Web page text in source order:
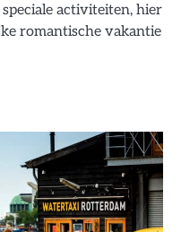
activiteiten, hier
romantische vakantie